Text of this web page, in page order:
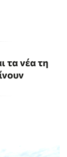
τα νέα τη